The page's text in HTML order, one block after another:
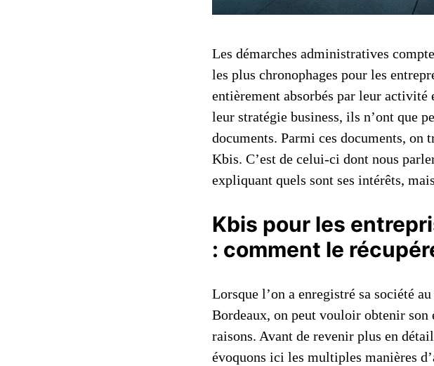
Les démarches administratives
les plus chronophages pour les
entièrement absorbés par leur
leur stratégie business, ils n’ont que
documents. Parmi ces documents,
Kbis. C’est de celui-ci dont nous
expliquant quels sont ses intérêts,
Kbis pour les
: comment le
Lorsque l’on a enregistré sa société
Bordeaux, on peut vouloir obtenir
raisons. Avant de revenir plus en
évoquons ici les multiples manières